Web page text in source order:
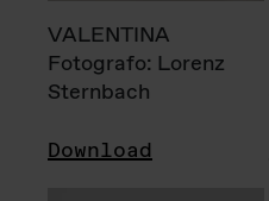
VALENTINA
Fotografo: Lorenz
Sternbach
Download